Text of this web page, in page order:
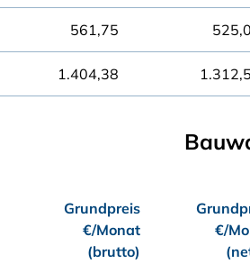
561,75
1.404,38
Grundpreis
€/Monat
(brutto)
€/